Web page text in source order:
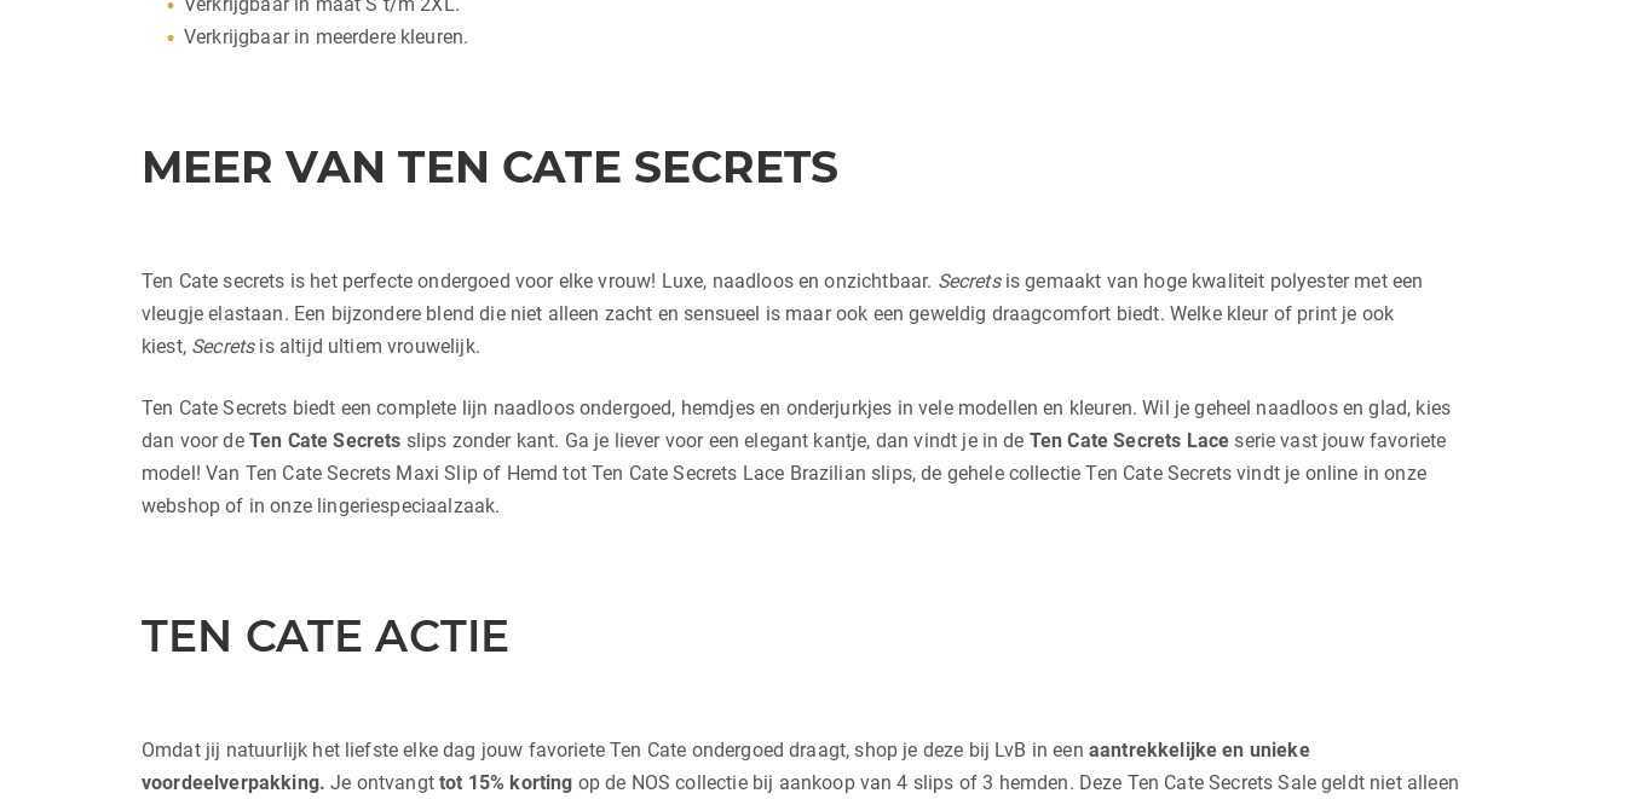
Verkrijgbaar in maat S t/m 2XL.
Verkrijgbaar in meerdere kleuren.
MEER VAN TEN CATE SECRETS
Ten Cate secrets is het perfecte ondergoed voor elke vrouw! Luxe, naadloos en onzichtbaar. Secretsis gemaakt van hoge kwaliteit polyester met een
vleugje elastaan. Een bijzondere blend die niet alleen zacht en sensueel is maar ook een geweldig draagcomfort biedt. Welke kleur of print je ook
kiest, Secretsis altijd ultiem vrouwelijk.
Ten Cate Secrets biedt een complete lijn naadloos ondergoed, hemdjes en onderjurkjes in vele modellen en kleuren. Wil je geheel naadloos en glad, kies
dan voor de Ten Cate Secrets slips zonder kant. Ga je liever voor een elegant kantje, dan vindt je in de Ten Cate Secrets Lace serie vast jouw favoriete
model! Van Ten Cate Secrets Maxi Slip of Hemd tot Ten Cate Secrets Lace Brazilian slips, de gehele collectie Ten Cate Secrets vindt je online in onze
webshop of in onze lingeriespeciaalzaak.
TEN CATE ACTIE
Omdat jij natuurlijk het liefste elke dag jouw favoriete Ten Cate ondergoed draagt, shop je deze bij LvB in een aantrekkelijke en unieke
voordeelverpakking. Je ontvangttot 15% korting op de NOS collectie bij aankoop van 4 slips of 3 hemden. Deze Ten Cate Secrets Sale geldt niet alleen